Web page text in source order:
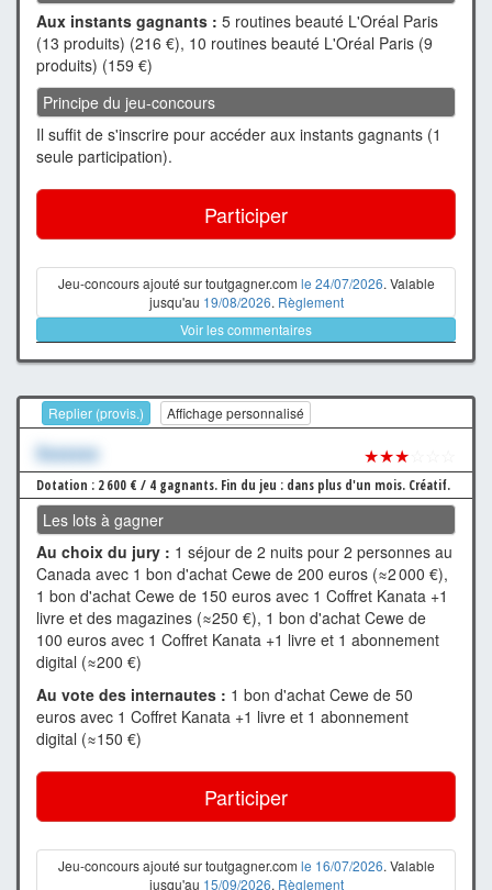
Aux instants gagnants : 5 routines beauté L'Oréal Paris
(13 produits) (216 €), 10 routines beauté L'Oréal Paris (9
produits) (159 €)
Principe du jeu-concours
Il suffit de s'inscrire pour accéder aux instants gagnants (1
seule participation).
Participer
Jeu-concours ajouté sur toutgagner.com le 24/07/2026. Valable
jusqu'au 19/08/2026. Règlement
Voir les commentaires
Replier (provis.) Affichage personnalisé
Xxxxxxx ★★★
Dotation : 2 600 € / 4 gagnants. Fin du jeu : dans plus d'un mois. Créatif.
Les lots à gagner
Au choix du jury : 1 séjour de 2 nuits pour 2 personnes au
Canada avec 1 bon d'achat Cewe de 200 euros (≈2 000 €),
1 bon d'achat Cewe de 150 euros avec 1 Coffret Kanata +1
livre et des magazines (≈250 €), 1 bon d'achat Cewe de
100 euros avec 1 Coffret Kanata +1 livre et 1 abonnement
digital (≈200 €)
Au vote des internautes : 1 bon d'achat Cewe de 50
euros avec 1 Coffret Kanata +1 livre et 1 abonnement
digital (≈150 €)
Participer
Jeu-concours ajouté sur toutgagner.com le 16/07/2026. Valable
jusqu'au 15/09/2026. Règlement